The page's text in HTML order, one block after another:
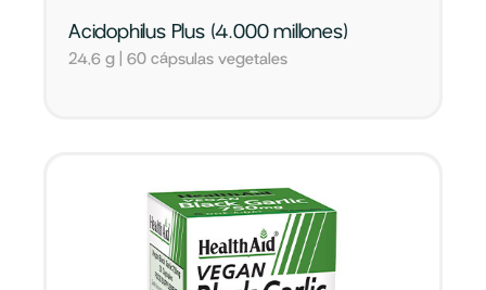
Acidophilus Plus (4.000 millones)
24,6 g | 60 cápsulas vegetales